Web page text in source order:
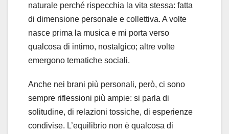
naturale perché rispecchia la vita stessa: fatta
di dimensione personale e collettiva. A volte
nasce prima la musica e mi porta verso
qualcosa di intimo, nostalgico; altre volte
emergono tematiche sociali.
Anche nei brani più personali, però, ci sono
sempre riflessioni più ampie: si parla di
solitudine, di relazioni tossiche, di esperienze
condivise. L’equilibrio non è qualcosa di